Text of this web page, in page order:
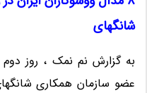
شانگهای
به گزارش نم نمک ، روز